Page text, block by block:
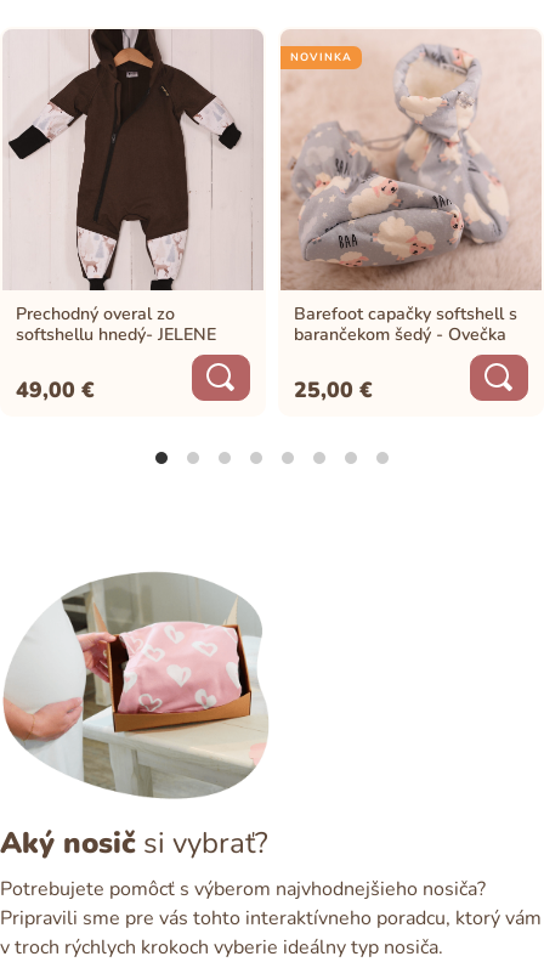
Prechodný overal zo
softshellu hnedý- JELENE
49,00€
NOVINKA
Barefoot capačky softshell s
barančekom šedý - Ovečka
25,00€
Aký nosič si vybrať?
Potrebujete pomôcť s výberom najvhodnejšieho nosiča?
Pripravili sme pre vás tohto interaktívneho poradcu, ktorý vám
v troch rýchlych krokoch vyberie ideálny typ nosiča.